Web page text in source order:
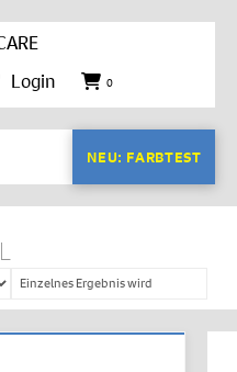
Login 0
NEU: FARBTEST
Einzelnes Ergebnis wird
angezeigt